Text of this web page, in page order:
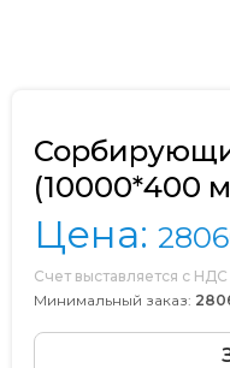
(10000*400
Цена:
Счет выставляется с НДС
Минимальный заказ: